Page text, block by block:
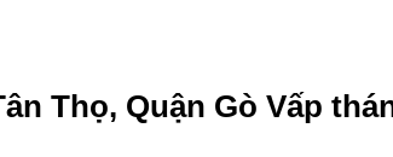
Thọ, Quận Gò Vấp